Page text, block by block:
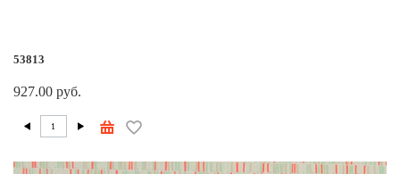
53813
927.00 руб.